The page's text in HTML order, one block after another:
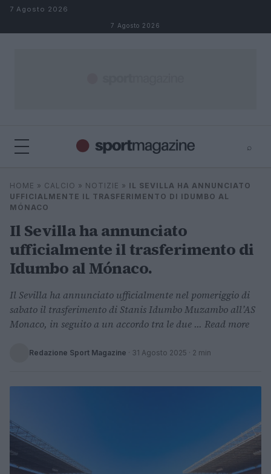
Salta al contenuto
7 Agosto 2026
7 Agosto 2026
⌕
Cerca
⌕
HOME » CALCIO » NOTIZIE » IL SEVILLA HA ANNUNCIATO
UFFICIALMENTE IL TRASFERIMENTO DI IDUMBO AL
MÓNACO
Il Sevilla ha annunciato
ufficialmente il trasferimento di
Idumbo al Mónaco.
Il Sevilla ha annunciato ufficialmente nel pomeriggio di
sabato il trasferimento di Stanis Idumbo Muzambo all’AS
Monaco, in seguito a un accordo tra le due ... Read more
Redazione Sport Magazine · 31 Agosto 2025 · 2 min